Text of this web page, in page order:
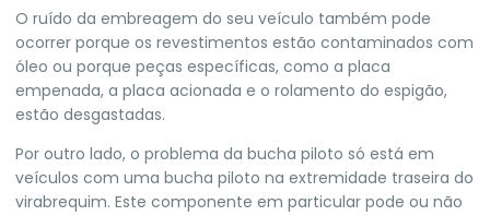
O ruído da embreagem do seu veículo também pode
ocorrer porque os revestimentos estão contaminados com
óleo ou porque peças específicas, como a placa
empenada, a placa acionada e o rolamento do espigão,
estão desgastadas.
Por outro lado, o problema da bucha piloto só está em
veículos com uma bucha piloto na extremidade traseira do
virabrequim. Este componente em particular pode ou não